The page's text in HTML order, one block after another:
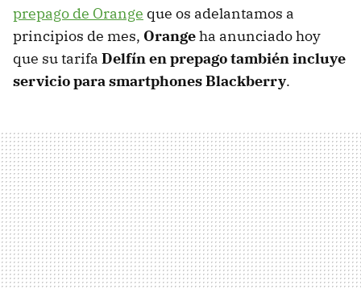
prepago de Orange que os adelantamos a
principios de mes, Orangeha anunciado hoy
que su tarifa Delfín en prepago también incluye
servicio para smartphones Blackberry.